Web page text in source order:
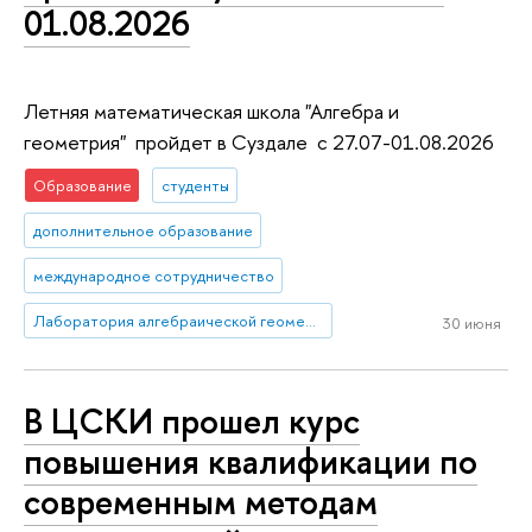
01.08.2026
Летняя математическая школа "Алгебра и
геометрия" пройдет в Суздале с 27.07-01.08.2026
Образование студенты
дополнительное образование
международное сотрудничество
Лаборатория алгебраической геометрии и ее приложений 30 июня
В ЦСКИ прошел курс
повышения квалификации по
современным методам